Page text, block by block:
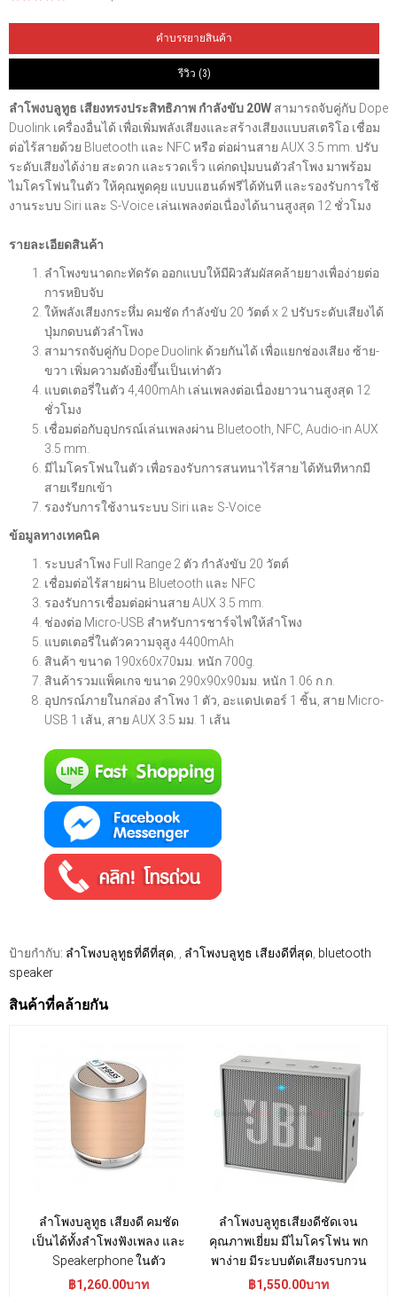
คำบรรยายสินค้า
รีวิว (3)
ลำโพงบลูทูธ เสียงทรงประสิทธิภาพ กำลังขับ 20W สามารถจับคู่กับ Dope
Duolink เครื่องอื่นได้ เพื่อเพิ่มพลังเสียงและสร้างเสียงแบบสเตริโอ เชื่อม
ต่อไร้สายด้วย Bluetooth และ NFC หรือ ต่อผ่านสาย AUX 3.5 mm. ปรับ
ระดับเสียงได้ง่าย สะดวก และรวดเร็ว แค่กดปุ่มบนตัวลำโพง มาพร้อม
ไมโครโฟนในตัว ให้คุณพูดคุย แบบแฮนด์ฟรีได้ทันที และรองรับการใช้
งานระบบ Siri และ S-Voice เล่นเพลงต่อเนื่องได้นานสูงสุด 12 ชั่วโมง
รายละเอียดสินค้า
ลำโพงขนาดกะทัดรัด ออกแบบให้มีผิวสัมผัสคล้ายยางเพื่อง่ายต่อ
การหยิบจับ
ให้พลังเสียงกระหึ่ม คมชัด กำลังขับ 20 วัตต์ x 2 ปรับระดับเสียงได้
ปุ่มกดบนตัวลำโพง
สามารถจับคู่กับ Dope Duolink ด้วยกันได้ เพื่อแยกช่องเสียง ซ้าย-
ขวา เพิ่มความดังยิ่งขึ้นเป็นเท่าตัว
แบตเตอรี่ในตัว 4,400mAh เล่นเพลงต่อเนื่องยาวนานสูงสุด 12
ชั่วโมง
เชื่อมต่อกับอุปกรณ์เล่นเพลงผ่าน Bluetooth, NFC, Audio-in AUX
3.5 mm.
มีไมโครโฟนในตัว เพื่อรองรับการสนทนาไร้สาย ได้ทันทีหากมี
สายเรียกเข้า
รองรับการใช้งานระบบ Siri และ S-Voice
ข้อมูลทางเทคนิค
ระบบลำโพง Full Range 2 ตัว กำลังขับ 20 วัตต์
เชื่อมต่อไร้สายผ่าน Bluetooth และ NFC
รองรับการเชื่อมต่อผ่านสาย AUX 3.5 mm.
ช่องต่อ Micro-USB สำหรับการชาร์จไฟให้ลำโพง
แบตเตอรี่ในตัวความจุสูง 4400mAh
สินค้า ขนาด 190x60x70มม. หนัก 700g.
สินค้ารวมแพ็คเกจ ขนาด 290x90x90มม. หนัก 1.06 ก.ก.
อุปกรณ์ภายในกล่อง ลำโพง 1 ตัว, อะแดปเตอร์ 1 ชิ้น, สาย Micro-
USB 1 เส้น, สาย AUX 3.5 มม. 1 เส้น
ป้ายกำกับ: ลําโพงบลูทูธที่ดีที่สุด ลําโพงบลูทูธ เสียงดีที่สุด bluetooth
speaker
สินค้าที่คล้ายกัน
ลำโพงบลูทูธ เสียงดี คมชัด
เป็นได้ทั้งลำโพงฟังเพลง และ
Speakerphone ในตัว
฿1,260.00บาท
ลำโพงบลูทูธเสียงดีชัดเจน
คุณภาพเยี่ยม มีไมโครโฟน พก
พาง่าย มีระบบตัดเสียงรบกวน
฿1,550.00บาท